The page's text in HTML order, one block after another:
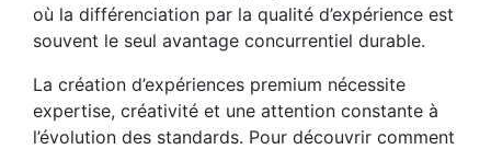
où la différenciation par la qualité d’expérience est
souvent le seul avantage concurrentiel durable.
La création d’expériences premium nécessite
expertise, créativité et une attention constante à
l’évolution des standards. Pour découvrir comment